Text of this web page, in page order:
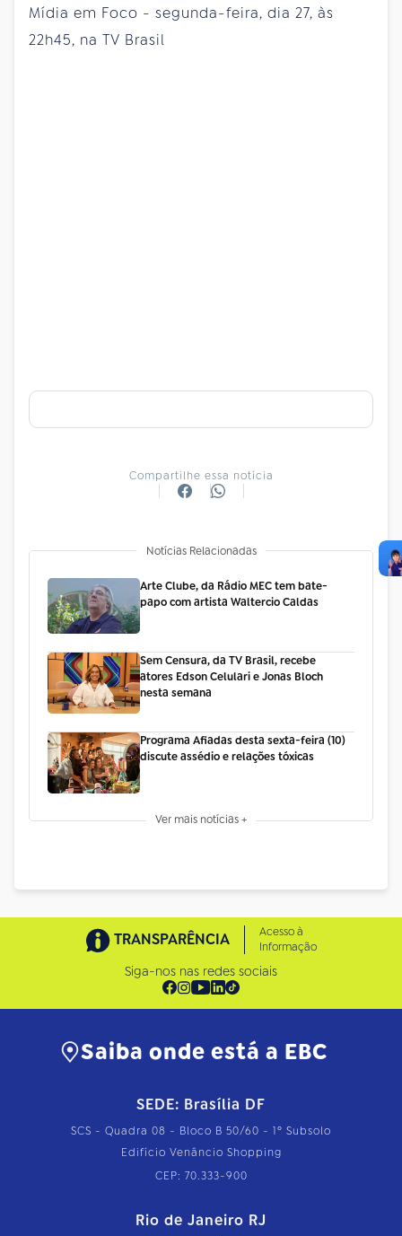
Mídia em Foco - segunda-feira, dia 27, às
22h45, na TV Brasil
Compartilhe essa notícia
Notícias Relacionadas
Arte Clube, da Rádio MEC tem bate-
papo com artista Waltercio Caldas
Sem Censura, da TV Brasil, recebe
atores Edson Celulari e Jonas Bloch
nesta semana
Programa Afiadas desta sexta-feira (10)
discute assédio e relações tóxicas
Ver mais notícias +
TRANSPARÊNCIA
Acesso à
Informação
Siga-nos nas redes sociais
Saiba onde está a EBC
SEDE: Brasília DF
SCS - Quadra 08 - Bloco B 50/60 - 1º Subsolo
Edifício Venâncio Shopping
CEP: 70.333-900
Rio de Janeiro RJ